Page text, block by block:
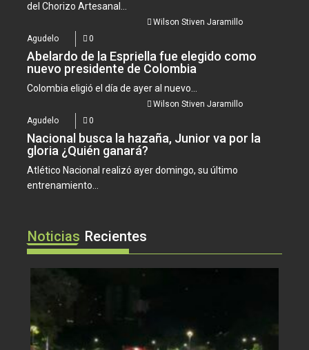
del Chorizo Artesanal...
Wilson Stiven Jaramillo
Agudelo
0
Abelardo de la Espriella fue elegido como
nuevo presidente de Colombia
Colombia eligió el día de ayer al nuevo...
Wilson Stiven Jaramillo
Agudelo
0
Nacional busca la hazaña, Junior va por la
gloria ¿Quién ganará?
Atlético Nacional realizó ayer domingo, su último
entrenamiento...
Noticias Recientes